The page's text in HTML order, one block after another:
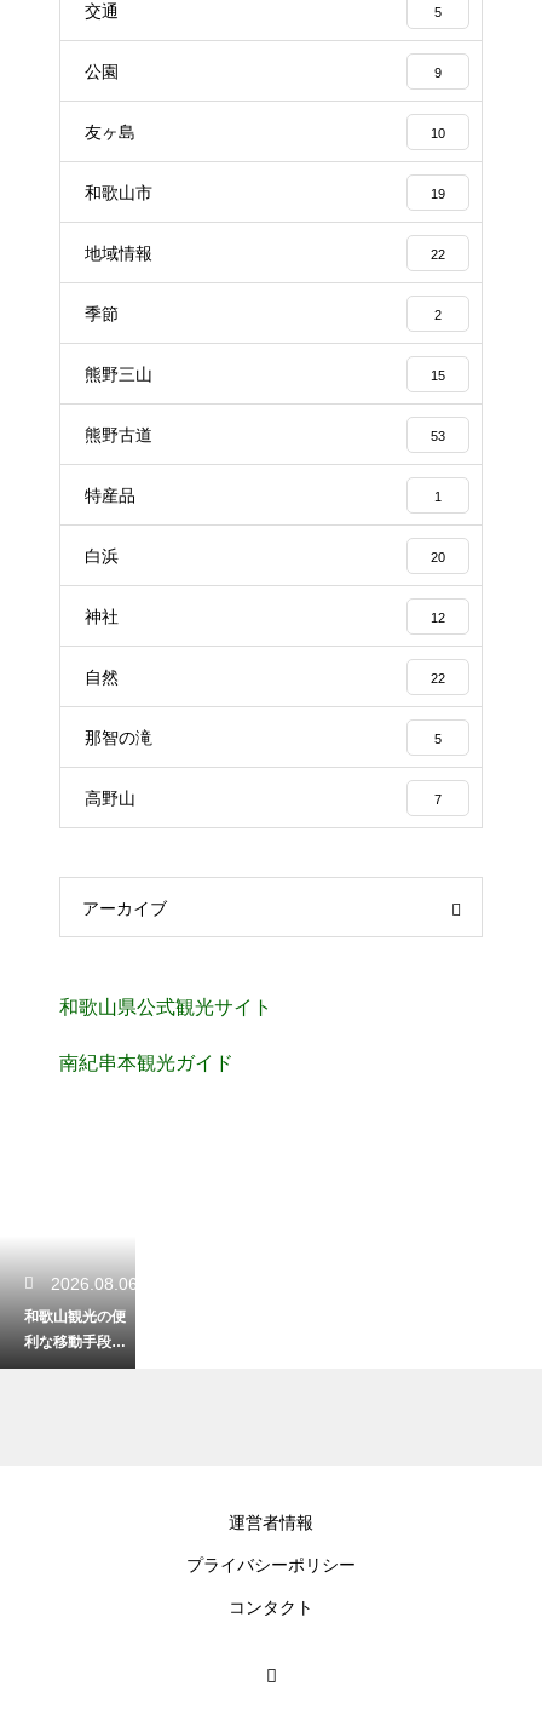
交通 5
公園 9
友ヶ島 10
和歌山市 19
地域情報 22
季節 2
熊野三山 15
熊野古道 53
特産品 1
白浜 20
神社 12
自然 22
那智の滝 5
高野山 7
アーカイブ
和歌山県公式観光サイト
南紀串本観光ガイド
2026.08.06
和歌山観光の便
利な移動手段を
解説！車と電車
運営者情報
プライバシーポリシー
コンタクト